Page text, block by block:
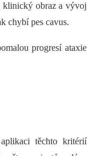
klinický obraz a vývoj
chybí pes cavus.
progresí ataxie
těchto kritérií